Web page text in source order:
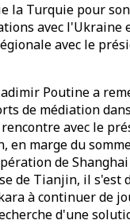
la Turquie pour
avec l'Ukraine
avec le
Poutine a
de médiation
avec le
en marge du
de Shanghai
de Tianjin, il s'est
à continuer de
d'une